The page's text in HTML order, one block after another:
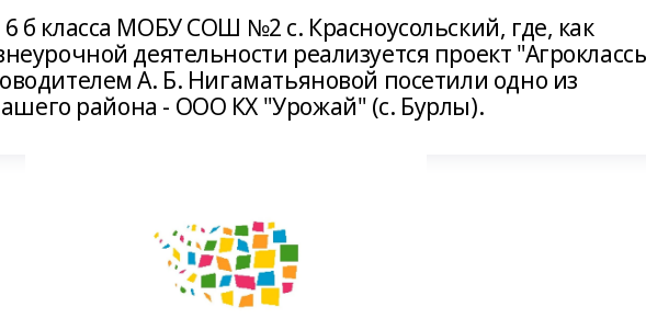
б класса МОБУ СОШ №2 с. Красноусольский, где, как
деятельности реализуется проект
А. Б. Нигаматьяновой посетили одно из
района - ООО КХ "Урожай" (с. Бурлы).